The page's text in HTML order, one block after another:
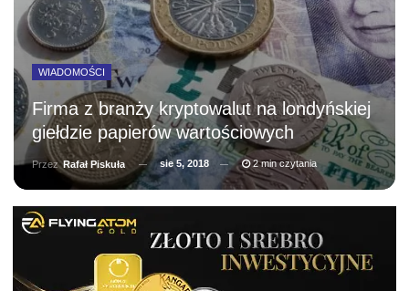
WIADOMOŚCI
Firma z branży kryptowalut na londyńskiej
giełdzie papierów wartościowych
PrzezRafał Piskuła sie 5, 2018 2 min czytania